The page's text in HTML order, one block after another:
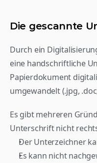
Die gescannte
Durch ein
eine handschriftliche
Papierdokument
umgewandelt (.jpg,
Es gibt mehreren
Unterschrift nicht
Der Unterzeichner
Es kann nicht